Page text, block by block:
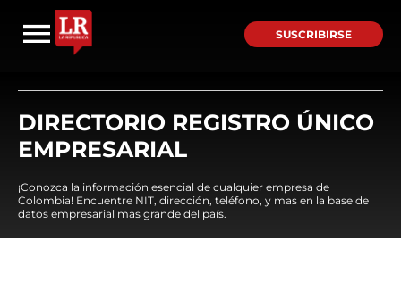
SUSCRIBIRSE
DIRECTORIO REGISTRO ÚNICO
EMPRESARIAL
¡Conozca la información esencial de cualquier empresa de
Colombia! Encuentre NIT, dirección, teléfono, y mas en la base de
datos empresarial mas grande del país.